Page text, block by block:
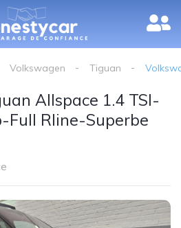
Volkswagen Tiguan
Allspace 1.4 TSI-
Full Rline-Superbe